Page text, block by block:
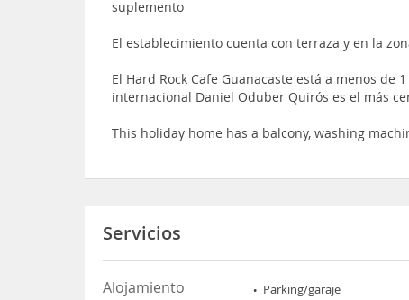
suplemento
El establecimiento cuenta con terraza y en la
El Hard Rock Cafe Guanacaste está a menos de
internacional Daniel Oduber Quirós es el más
This holiday home has a balcony, washing
Servicios
Alojamiento Parking/garaje